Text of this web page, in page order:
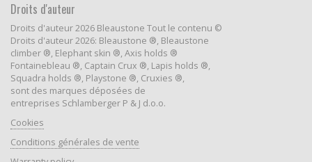
Droits d'auteur
Droits d'auteur 2026 Bleaustone Tout le contenu ©
Droits d'auteur 2026: Bleaustone ®, Bleaustone
climber ®, Elephant skin ®, Axis holds ®
Fontainebleau ®, Captain Crux ®, Lapis holds ®,
Squadra holds ®, Playstone ®, Cruxies ®,
sont des marques déposées de
entreprises Schlamberger P & J d.o.o.
Cookies
Conditions générales de vente